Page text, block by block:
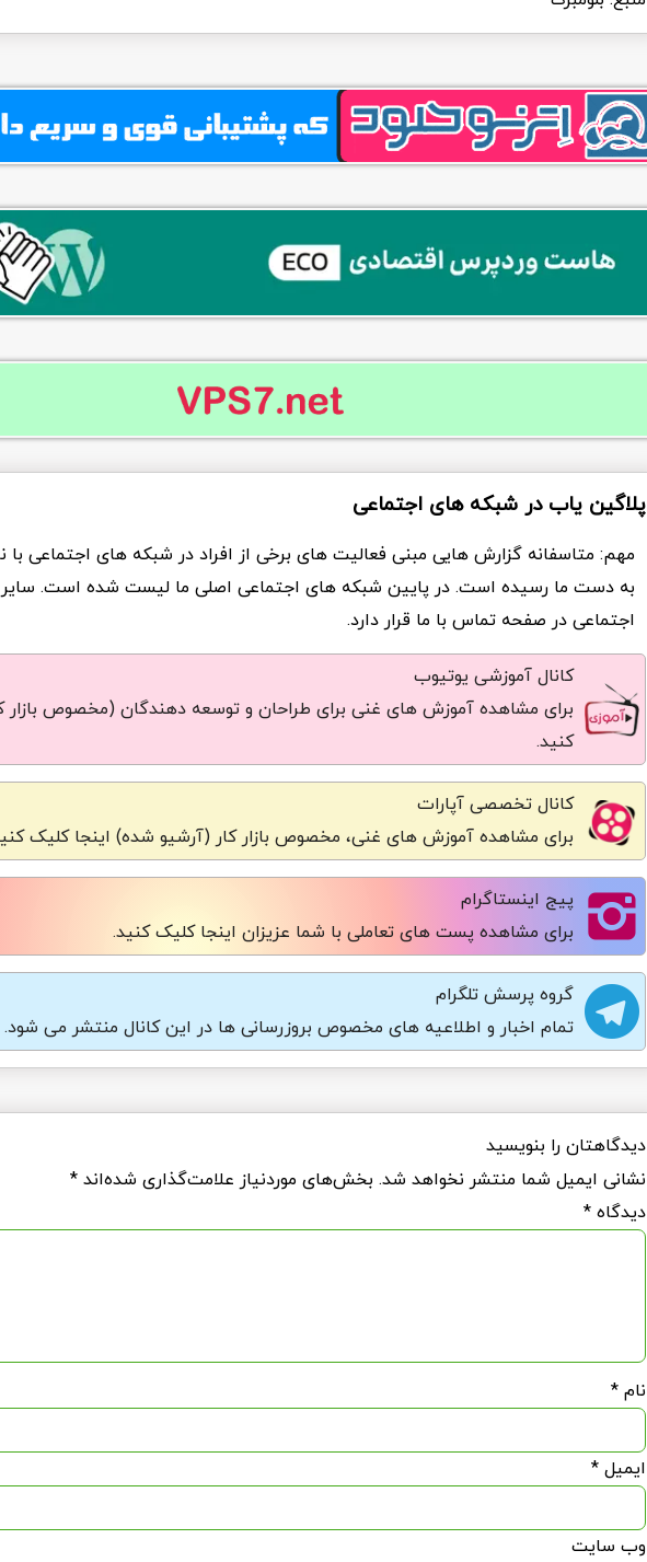
پلاگین یاب در شبکه های اجتماعی
مهم: متاسفانه گزارش هایی مبنی فعالیت های برخی از افراد در شبکه های اجتماعی با
به دست ما رسیده است. در پایین شبکه های اجتماعی اصلی ما لیست شده است.
اجتماعی در صفحه تماس با ما قرار دارد.
کانال آموزشی یوتیوب
برای مشاهده آموزش های غنی برای طراحان و توسعه دهندگان (مخصوص بازار
کنید.
کانال تخصصی آپارات
برای مشاهده آموزش های غنی، مخصوص بازار کار (آرشیو شده) اینجا کلیک
پیج اینستاگرام
برای مشاهده پست های تعاملی با شما عزیزان اینجا کلیک کنید.
گروه پرسش تلگرام
تمام اخبار و اطلاعیه های مخصوص بروزرسانی ها در این کانال منتشر می شود.
دیدگاهتان را بنویسید
نشانی ایمیل شما منتشر نخواهد شد. بخش‌های موردنیاز علامت‌گذاری شده‌اند *
دیدگاه *
نام *
ایمیل *
وب‌ سایت